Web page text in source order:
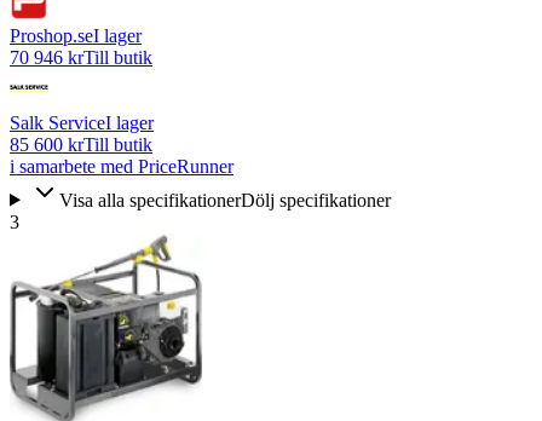
Proshop.seI lager
70 946 krTill butik
Salk ServiceI lager
85 600 krTill butik
i samarbete med PriceRunner
Visa alla specifikationerDölj specifikationer
3